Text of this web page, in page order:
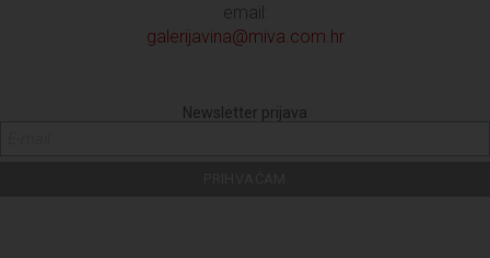
email:
galerijavina@miva.com.hr
Newsletter prijava